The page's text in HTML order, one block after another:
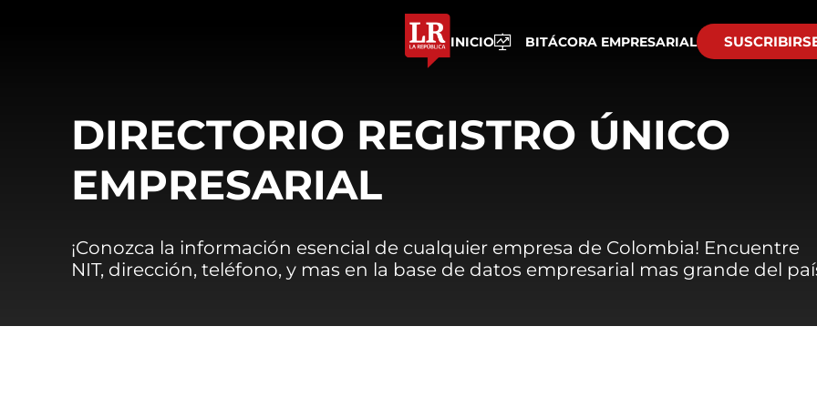
INICIO BITÁCORA EMPRESARIAL
DIRECTORIO REGISTRO ÚNICO
EMPRESARIAL
¡Conozca la información esencial de cualquier empresa de Colombia! Encuentre
NIT, dirección, teléfono, y mas en la base de datos empresarial mas grande del